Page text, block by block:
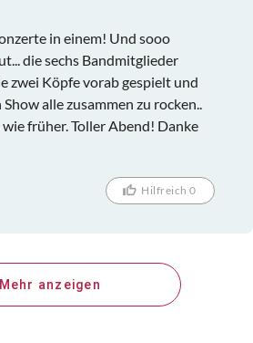
in einem! Und sooo
die sechs Bandmitglieder
zwei Köpfe vorab gespielt und
alle zusammen zu rocken..
früher. Toller Abend! Danke
Hilfreich 0
Mehr anzeigen